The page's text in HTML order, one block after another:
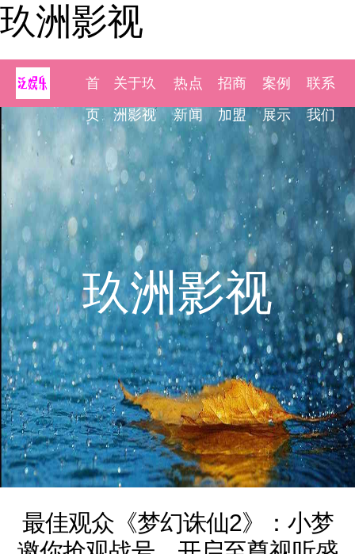
玖洲影视
首
页
关于玖
洲影视
热点
新闻
招商
加盟
案例
展示
联系
我们
玖洲影视
最佳观众《梦幻诛仙2》：小梦